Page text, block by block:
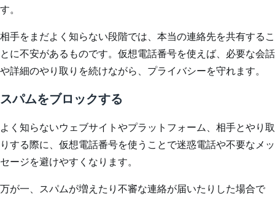
す。
相手をまだよく知らない段階では、本当の連絡先を共有するこ
とに不安があるものです。仮想電話番号を使えば、必要な会話
や詳細のやり取りを続けながら、プライバシーを守れます。
スパムをブロックする
よく知らないウェブサイトやプラットフォーム、相手とやり取
りする際に、仮想電話番号を使うことで迷惑電話や不要なメッ
セージを避けやすくなります。
万が一、スパムが増えたり不審な連絡が届いたりした場合で